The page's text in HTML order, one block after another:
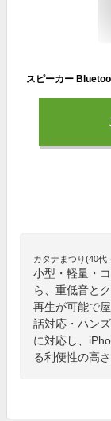
カタナまつり(40代
小型・軽量・
ら、重低音と
再生が可能で
話対応・ハン
に対応し、
る利便性の高